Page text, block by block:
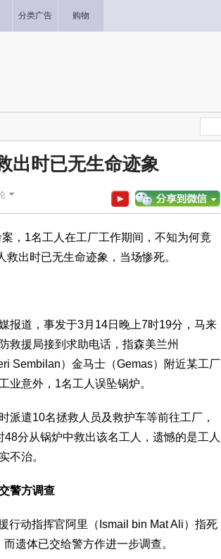
分类广告 购物
出时已无生命迹象
，1名工人在工厂工作期间，不知为何竟
出时已无生命迹象，当场惨死。
报道，事发于3月14日晚上7时19分，马来
救援局接到求助电话，指森美兰州
Sembilan）金马士（Gemas）附近某工厂
业意外，1名工人误坠锅炉。
派遣10名拯救人员及救护车等前往工厂，
48分从锅炉中救出该名工人，遗憾的是工人
不治。
警方调查
行动指挥官阿里（Ismail bin Mat Ali）指死
遗体已交给警方作进一步调查。